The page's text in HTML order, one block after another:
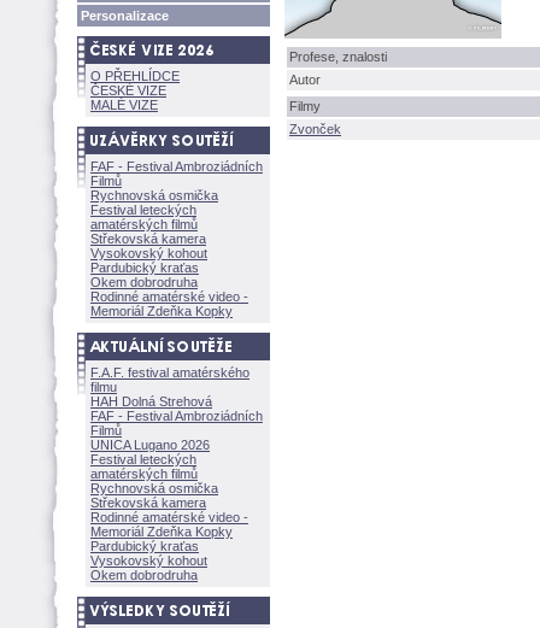
Personalizace
O PŘEHLÍDCE
ČESKÉ VIZE
MALÉ VIZE
FAF - Festival Ambroziádních
Filmů
Rychnovská osmička
Festival leteckých
amatérských filmů
Střekovská kamera
Vysokovský kohout
Pardubický kraťas
Okem dobrodruha
Rodinné amatérské video -
Memoriál Zdeňka Kopky
F.A.F. festival amatérského
filmu
HAH Dolná Strehov
FAF - Festival Ambroziádních
Filmů
UNICA Lugano 2026
Festival leteckých
amatérských filmů
Rychnovská osmička
Střekovská kamera
Rodinné amatérské video -
Memoriál Zdeňka Kopky
Pardubický kraťas
Vysokovský kohout
Okem dobrodruha
Profese, znalosti
Autor
Filmy
Zvonček